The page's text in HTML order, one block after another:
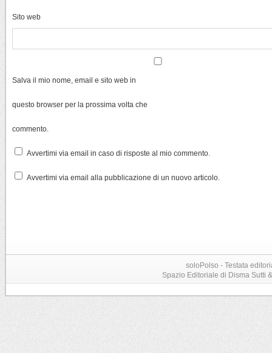
Sito web
Salva il mio nome, email e sito web in
questo browser per la prossima volta che
commento.
Avvertimi via email in caso di risposte al mio commento.
Avvertimi via email alla pubblicazione di un nuovo articolo.
soloPolso - Testata
Spazio Editoriale di Disma Sutti